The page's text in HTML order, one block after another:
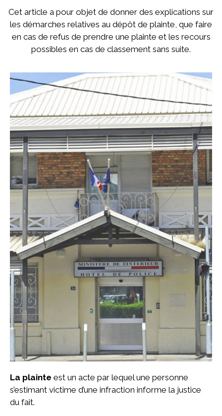
Cet article a pour objet de donner des explications sur
les démarches relatives au dépôt de plainte, que faire
en cas de refus de prendre une plainte et les recours
possibles en cas de classement sans suite.
La plainte est un acte par lequel une personne
s’estimant victime d’une infraction informe la justice
du fait.